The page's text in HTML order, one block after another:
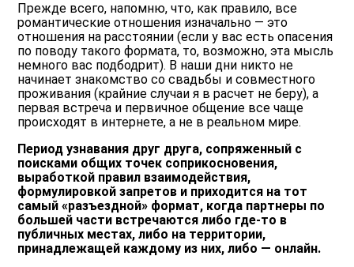
Прежде всего, напомню, что, как правило, все
романтические отношения изначально — это
отношения на расстоянии (если у вас есть опасения
по поводу такого формата, то, возможно, эта мысль
немного вас подбодрит). В наши дни никто не
начинает знакомство со свадьбы и совместного
проживания (крайние случаи я в расчет не беру), а
первая встреча и первичное общение все чаще
происходят в интернете, а не в реальном мире.
Период узнавания друг друга, сопряженный с
поисками общих точек соприкосновения,
выработкой правил взаимодействия,
формулировкой запретов и приходится на тот
самый «разъездной» формат, когда партнеры по
большей части встречаются либо где-то в
публичных местах, либо на территории,
принадлежащей каждому из них, либо — онлайн.